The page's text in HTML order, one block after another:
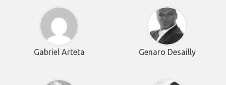
Gabriel Arteta Genaro Desailly